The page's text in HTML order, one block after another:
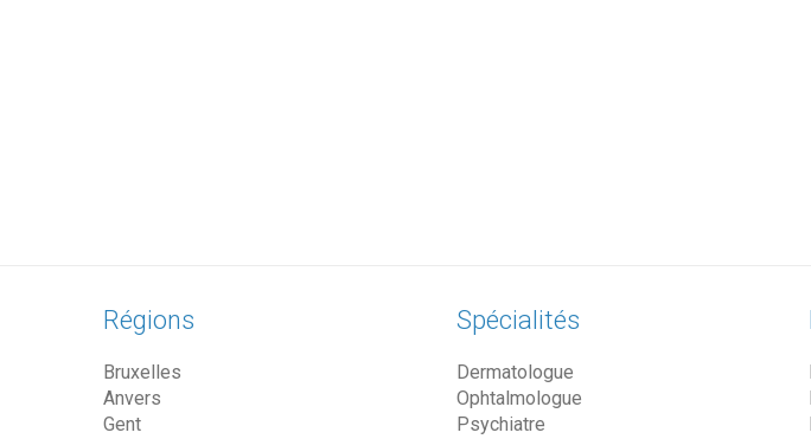
Régions
Bruxelles
Anvers
Gent
Spécialités
Dermatologue
Ophtalmologue
Psychiatre